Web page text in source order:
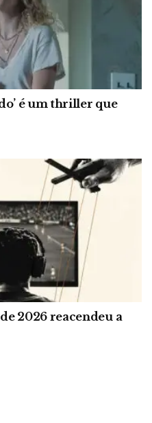
é um thriller que
2026 reacendeu a